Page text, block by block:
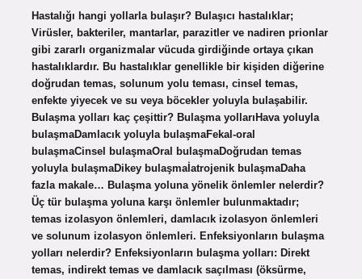
Hastalığı hangi yollarla bulaşır? Bulaşıcı hastalıklar;
Virüsler, bakteriler, mantarlar, parazitler ve nadiren prionlar
gibi zararlı organizmalar vücuda girdiğinde ortaya çıkan
hastalıklardır. Bu hastalıklar genellikle bir kişiden diğerine
doğrudan temas, solunum yolu teması, cinsel temas,
enfekte yiyecek ve su veya böcekler yoluyla bulaşabilir.
Bulaşma yolları kaç çeşittir? Bulaşma yollarıHava yoluyla
bulaşmaDamlacık yoluyla bulaşmaFekal-oral
bulaşmaCinsel bulaşmaOral bulaşmaDoğrudan temas
yoluyla bulaşmaDikey bulaşmaİatrojenik bulaşmaDaha
fazla makale… Bulaşma yoluna yönelik önlemler nelerdir?
Üç tür bulaşma yoluna karşı önlemler bulunmaktadır;
temas izolasyon önlemleri, damlacık izolasyon önlemleri
ve solunum izolasyon önlemleri. Enfeksiyonların bulaşma
yolları nelerdir? Enfeksiyonların bulaşma yolları: Direkt
temas, indirekt temas ve damlacık saçılması (öksürme,